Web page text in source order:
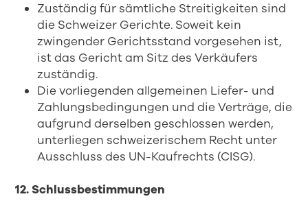
Zuständig für sämtliche Streitigkeiten sind
die Schweizer Gerichte. Soweit kein
zwingender Gerichtsstand vorgesehen ist,
ist das Gericht am Sitz des Verkäufers
zuständig.
Die vorliegenden allgemeinen Liefer- und
Zahlungsbedingungen und die Verträge, die
aufgrund derselben geschlossen werden,
unterliegen schweizerischem Recht unter
Ausschluss des UN-Kaufrechts (CISG).
12. Schlussbestimmungen